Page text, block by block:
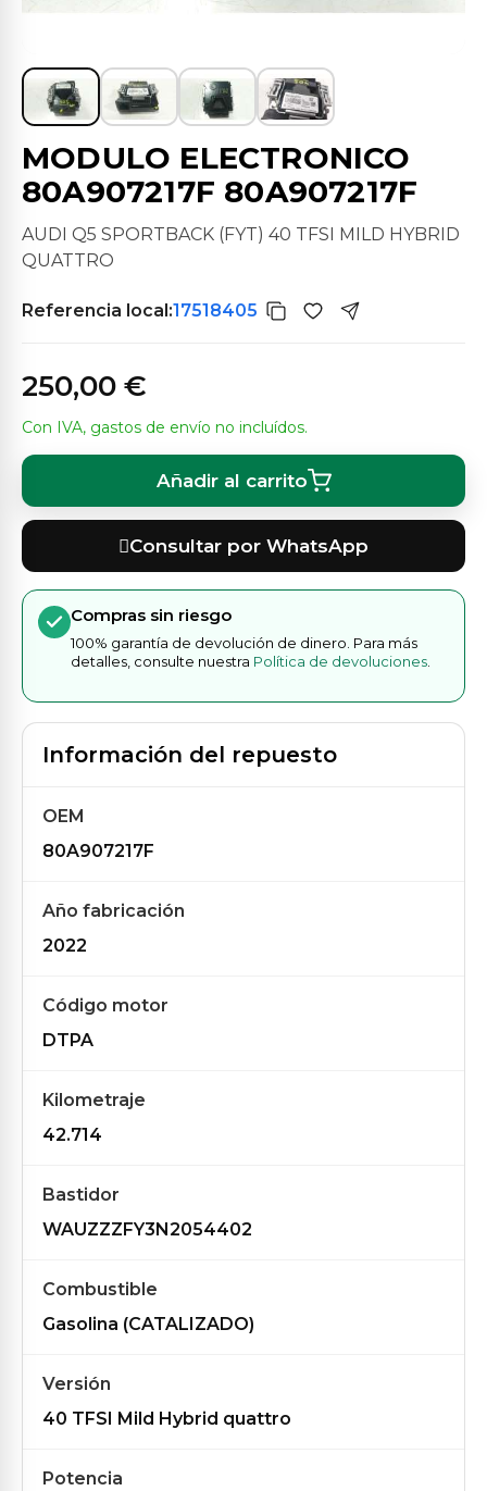
MODULO ELECTRONICO
80A907217F 80A907217F
AUDI Q5 SPORTBACK (FYT) 40 TFSI MILD HYBRID
QUATTRO
Referencia local:17518405
250,00 €
Con IVA, gastos de envío no incluídos.
Añadir al carrito
Consultar por WhatsApp
Compras sin riesgo
100% garantía de devolución de dinero. Para más
detalles, consulte nuestra Política de devoluciones
Información del repuesto
OEM
80A907217F
Año fabricación
2022
Código motor
DTPA
Kilometraje
42.714
Bastidor
WAUZZZFY3N2054402
Combustible
Gasolina (CATALIZADO)
Versión
40 TFSI Mild Hybrid quattro
Potencia